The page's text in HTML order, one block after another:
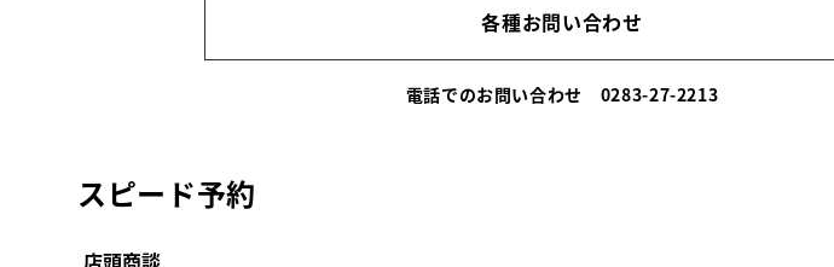
各種お問い合わせ
電話でのお問い合わせ 0283-27-2213
スピード予約
店頭商談